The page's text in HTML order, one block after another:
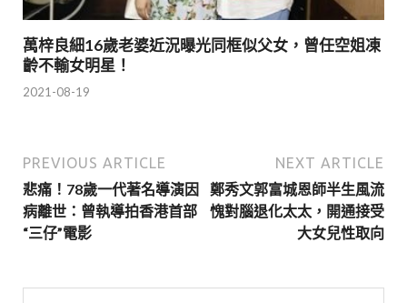
萬梓良細16歲老婆近況曝光同框似父女，曾任空姐凍
齡不輸女明星！
2021-08-19
PREVIOUS ARTICLE
悲痛！78歲一代著名導演因
病離世：曾執導拍香港首部
“三仔”電影
NEXT ARTICLE
鄭秀文郭富城恩師半生風流
愧對腦退化太太，開通接受
大女兒性取向